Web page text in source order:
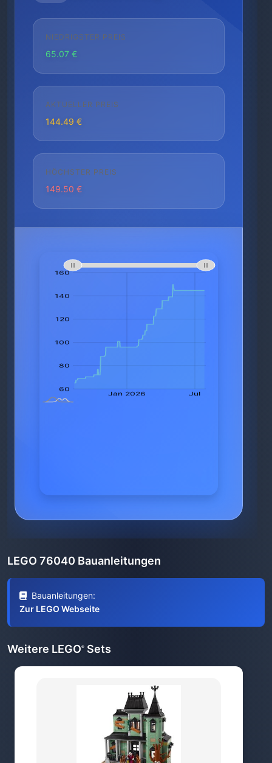
NIEDRIGSTER PREIS
65.07 €
AKTUELLER PREIS
144.49 €
HÖCHSTER PREIS
149.50 €
LEGO 76040 Bauanleitungen
Bauanleitungen:
Zur LEGO Webseite
Weitere LEGO® Sets